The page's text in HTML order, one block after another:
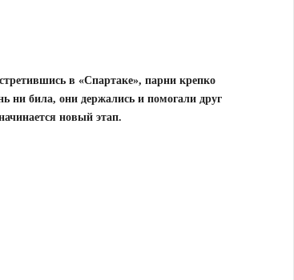
в «Спартаке», парни крепко
ни била, они держались и помогали друг
новый этап.